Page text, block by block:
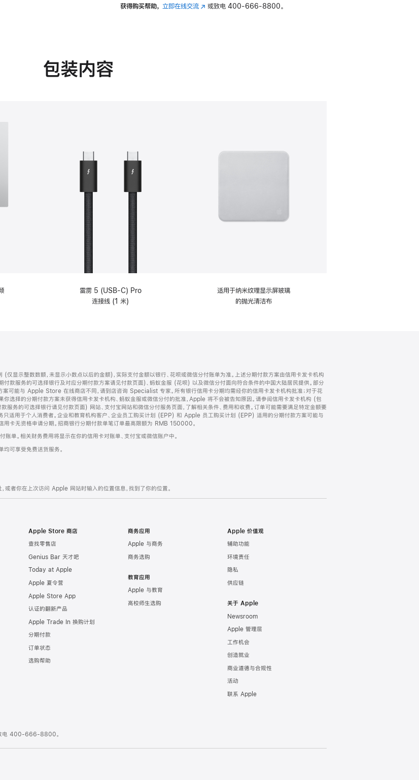
斜
获得购买帮助， 立即在线交流(在 或致电400-666-8800。
包装内容
雷雳 5 (USB-C) Pro
连接线 (1 米)
适用于纳米纹理显示屏玻璃
的抛光清洁布
显示整数数额，未显示小数点以后的金额)，实际支付金额以银行、花呗或微信分付账单为准。上述分期付款方案由信用卡发卡机构
付款服务的可选择银行及对应分期付款方案请见付款页面)、蚂蚁金服 (花呗) 以及微信分付面向符合条件的中国大陆居民提供。部分
可能与 Apple Store 在线商店不同，请到店咨询 Specialist 专家。所有银行信用卡分期均需经你的信用卡发卡机构批准；对于花
你选择的分期付款方案未获得信用卡发卡机构、蚂蚁金服或微信分付的批准，Apple 将不会被告知原因。请参阅信用卡发卡机构 (包
服务的可选择银行请见付款页面) 网站、支付宝网站和微信分付服务页面，了解相关条件、费用和收费。订单可能需要满足特定金额要
只适用于个人消费者。企业和教育机构客户、企业员工购买计划 (EPP) 和 Apple 员工购买计划 (EPP) 适用的分期付款方案可能与
用卡无资格申请分期。招商银行分期付款单笔订单最高限额为 RMB 150000。
单。相关财务费用将显示在你的信用卡对账单、支付宝或微信账户中。
均可享受免费送货服务。
或者你在上次访问 Apple 网站时输入的位置信息，找到了你的位置。
Apple Store 商店
查找零售店
Genius Bar 天才吧
Today at Apple
Apple 夏令营
Apple Store App
认证的翻新产品
Apple Trade In 换购计划
分期付款
订单状态
选购帮助
商务应用
Apple 与商务
商务选购
教育应用
Apple 与教育
高校师生选购
Apple 价值观
辅助功能
环境责任
隐私
供应链
关于 Apple
Newsroom
Apple 管理层
工作机会
创造就业
商业道德与合规性
活动
联系 Apple
电 400-666-8800。